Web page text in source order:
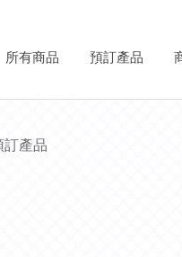
所有商品 預訂產品
訂產品